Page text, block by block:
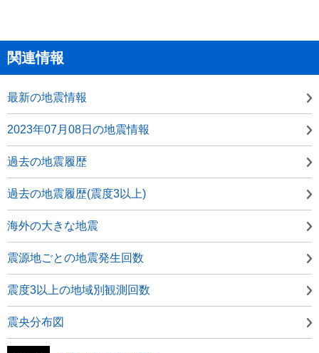
関連情報
最新の地震情報
2023年07月08日の地震情報
過去の地震履歴
過去の地震履歴(震度3以上)
海外の大きな地震
震源地ごとの地震発生回数
震度3以上の地域別観測回数
震央分布図